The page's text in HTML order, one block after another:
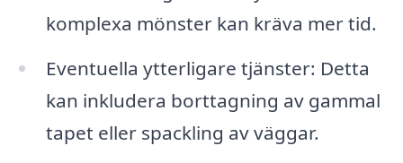
komplexa mönster kan kräva mer tid.
Eventuella ytterligare tjänster: Detta
kan inkludera borttagning av gammal
tapet eller spackling av väggar.